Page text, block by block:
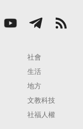
社會
生活
地方
文教科技
社福人權